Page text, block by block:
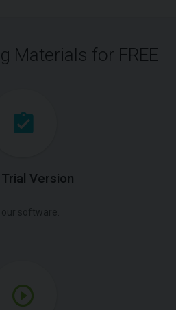
Materials for FREE
Version